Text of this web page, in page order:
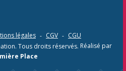
légales CGV
CGU
. Tous droits réservés. Réalisé par
Place